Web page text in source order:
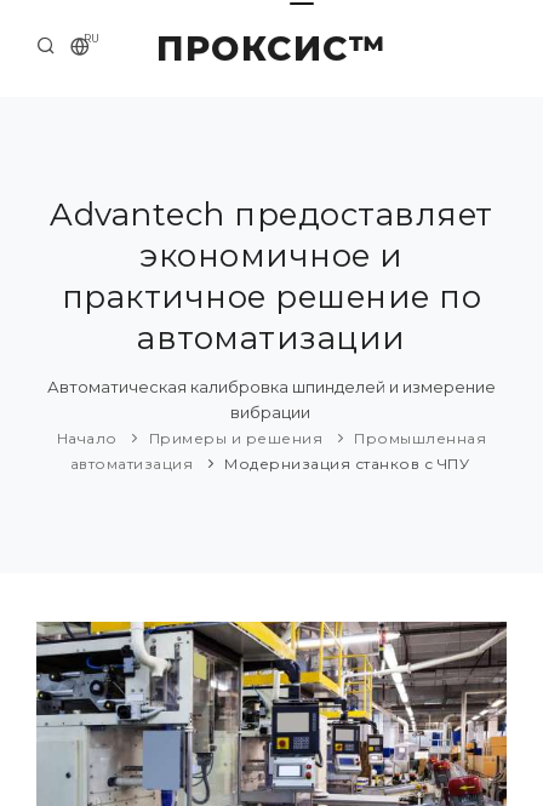
ПРОКСИС™
RU
О КОМПАНИИ
ПРИМЕРЫ И РЕШЕНИЯ
КАТАЛОГ ПРОДУКЦИИ
ПРЕСС-ЦЕНТР
Advantech предоставляет
экономичное и
практичное решение по
автоматизации
Автоматическая калибровка шпинделей и измерение
вибрации
Начало Примеры и решения
Промышленная
автоматизация
Модернизация станков с ЧПУ